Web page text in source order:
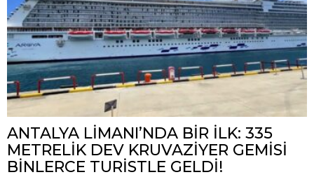
ANTALYA LİMANI’NDA BİR İLK: 335
METRELİK DEV KRUVAZİYER GEMİSİ
BİNLERCE TURİSTLE GELDİ!